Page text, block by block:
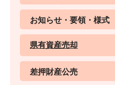
お知らせ・要領・様式
県有資産売却
差押財産公売